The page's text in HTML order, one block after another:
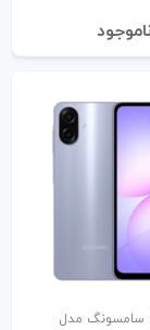
سامسونگ مدل